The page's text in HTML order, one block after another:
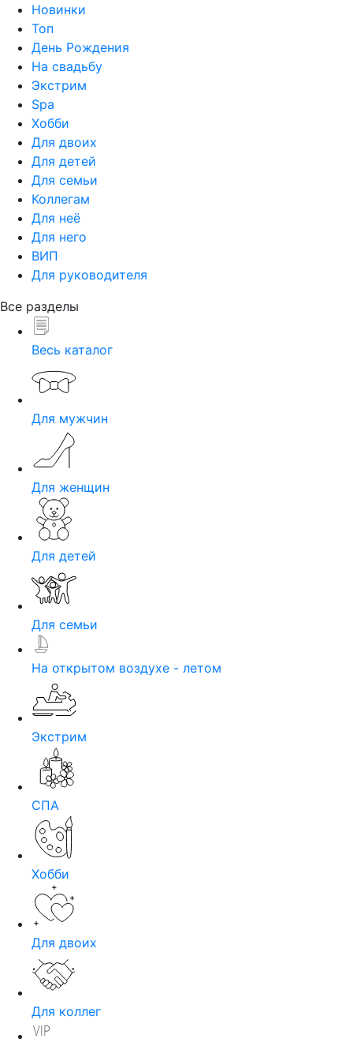
Новинки
Топ
День Рождения
На свадьбу
Экстрим
Spa
Хобби
Для двоих
Для детей
Для семьи
Коллегам
Для неё
Для него
ВИП
Для руководителя
Все разделы
Весь каталог
Для мужчин
Для женщин
Для детей
Для семьи
На открытом воздухе - летом
Экстрим
СПА
Хобби
Для двоих
Для коллег